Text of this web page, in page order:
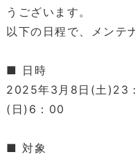
うございます。
以下の日程で、メンテ
■ 日時
2025年3月8日(土)23
(日)6：00
■ 対象